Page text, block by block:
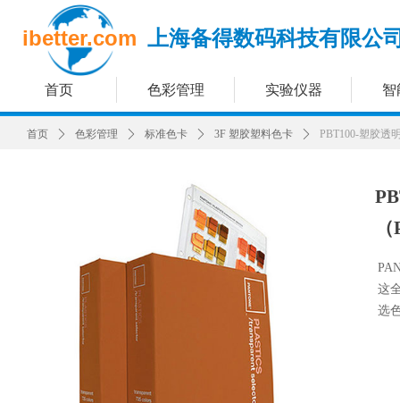
首页 色彩管理 实验仪器 智
ibetter.com 上海备得数码科技有限公
首页 ꄲ 色彩管理 ꄲ 标准色卡 ꄲ 3F 塑胶塑料色卡 ꄲ PBT100-塑胶透
这
选